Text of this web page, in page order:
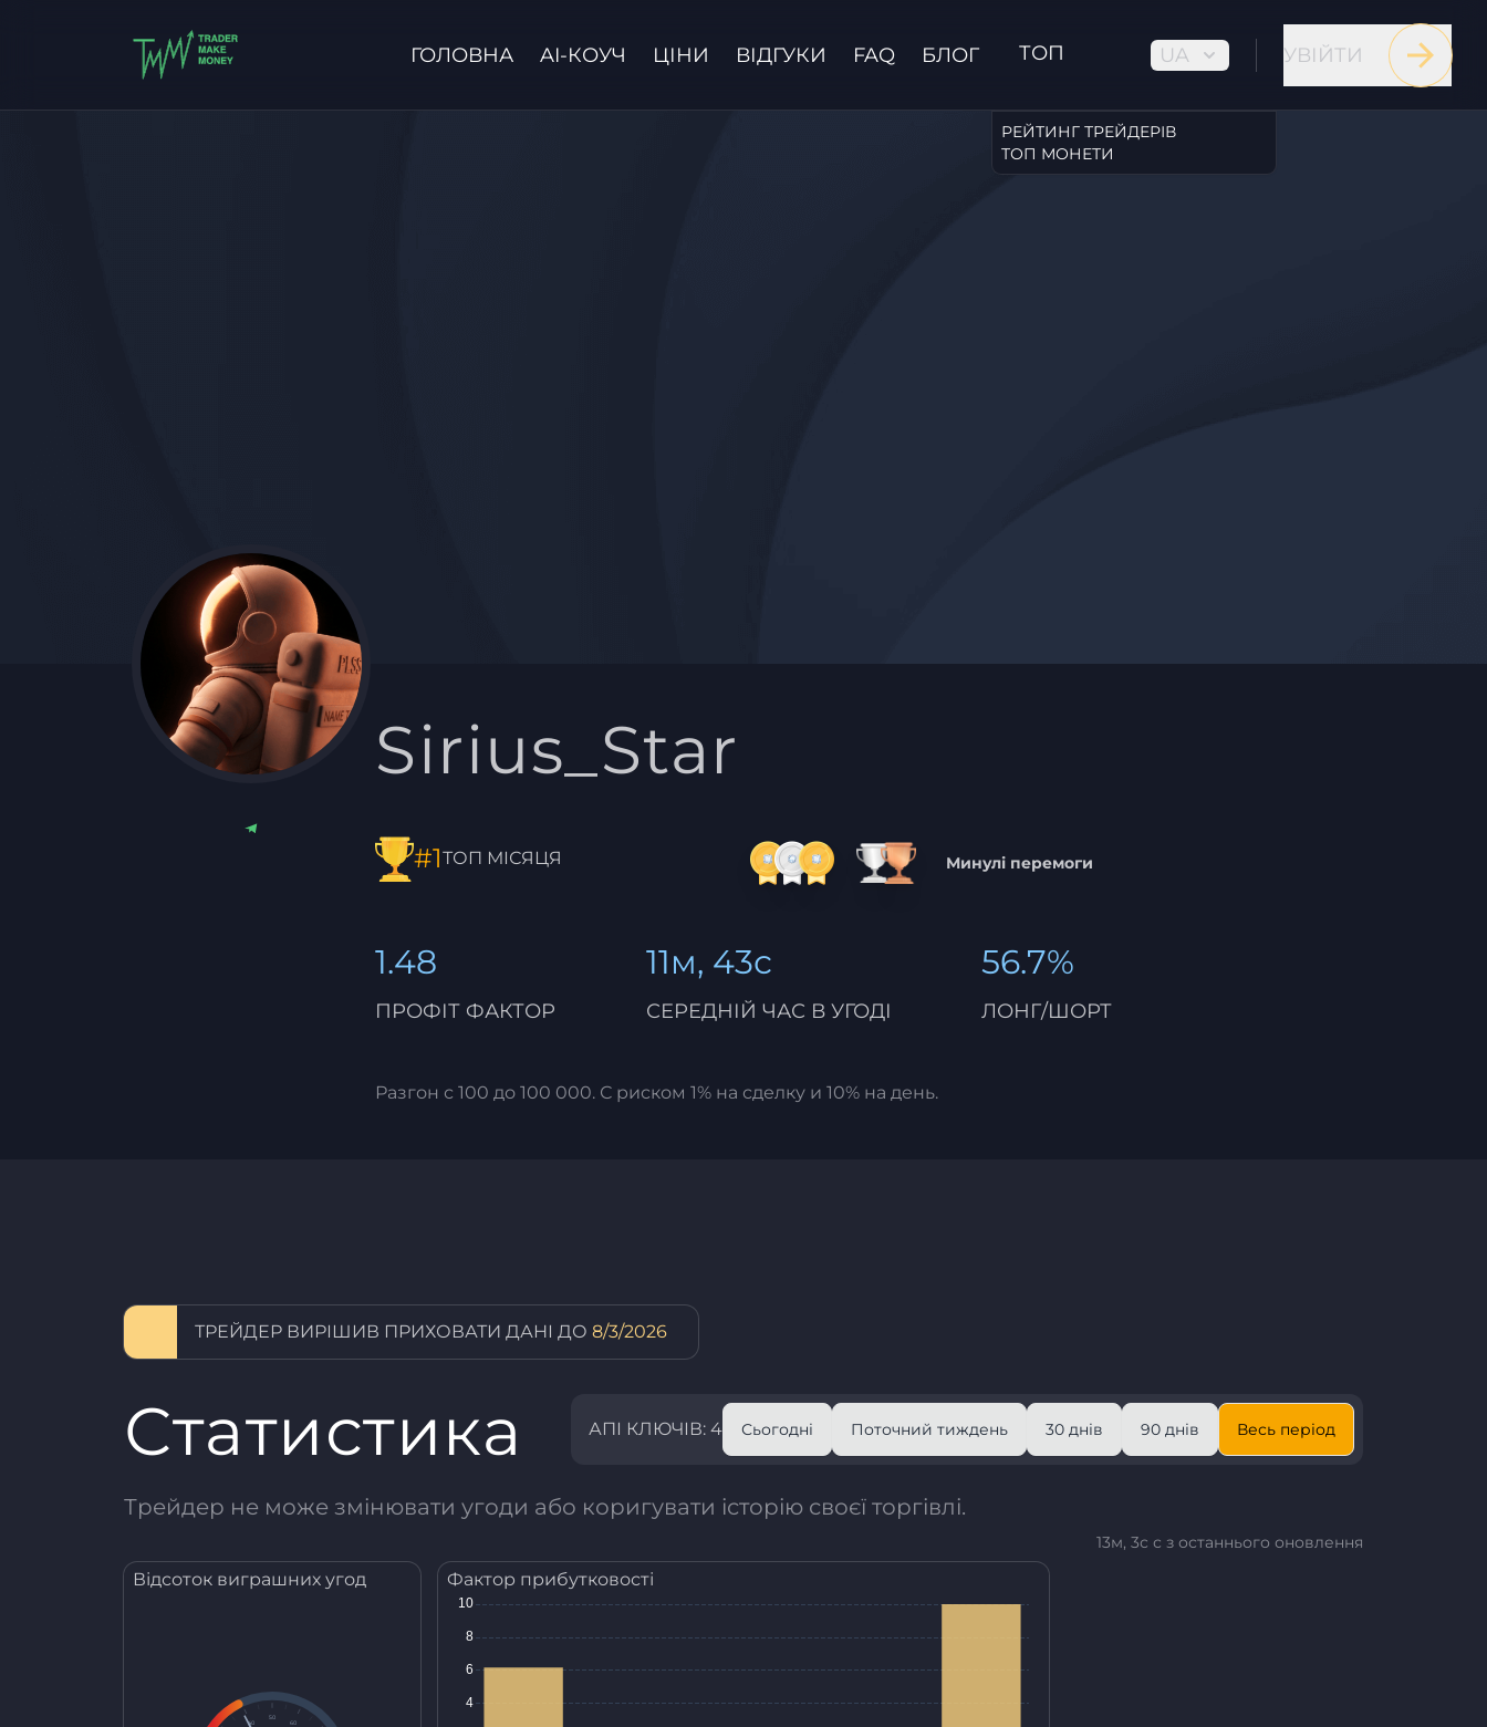
ГОЛОВНА AI-КОУЧ ЦІНИ ВІДГУКИ FAQ БЛОГ ТОП
РЕЙТИНГ ТРЕЙДЕРІВ
ТОП МОНЕТИ
UA УВІЙТИ
Sirius_Star
#1ТОП МІСЯЦЯ Минулі перемоги
1.48
ПРОФІТ ФАКТОР
11м, 43с
СЕРЕДНІЙ ЧАС В УГОДІ
56.7%
ЛОНГ/ШОРТ
Разгон с 100 до 100 000. С риском 1% на сделку и 10% на день.
ТРЕЙДЕР ВИРІШИВ ПРИХОВАТИ ДАНІ ДО 8/3/2026
Статистика АПІ КЛЮЧІВ: 4 Сьогодні Поточний тиждень 30 днів 90 днів Весь період
Трейдер не може змінювати угоди або коригувати історію своєї торгівлі.
13м, 3с с з останнього оновлення
Відсоток виграшних угод
40
50
60
Фактор прибутковості